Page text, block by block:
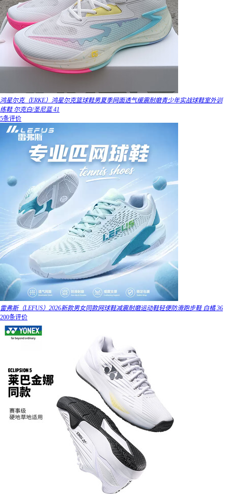
鸿星尔克（ERKE）鸿星尔克篮球鞋男夏季网面透气缓震耐磨青少年实战球鞋室外训
练鞋 尔克白/圣尼蓝 41
5条评价
雷弗斯（LEFUS）2026新款男女同款网球鞋减震耐磨运动鞋轻便防滑跑步鞋 白橘 36
200条评价